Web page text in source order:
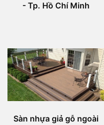
- Tp. Hồ Chí Minh
Sàn nhựa giả gỗ ngoài